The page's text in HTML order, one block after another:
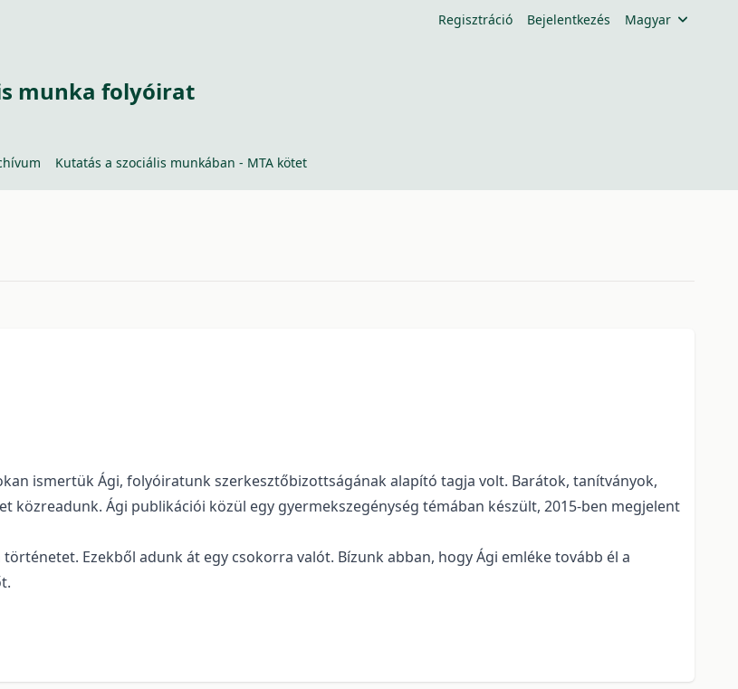
Regisztráció Bejelentkezés Magyar
munka folyóirat
Kutatás a szociális munkában - MTA kötet
ismertük Ági, folyóiratunk szerkesztőbizottságának alapító tagja volt. Barátok, tanítványok,
Ági publikációi közül egy gyermekszegénység témában készült, 2015-ben megjelent
Ezekből adunk át egy csokorra valót. Bízunk abban, hogy Ági emléke tovább él a